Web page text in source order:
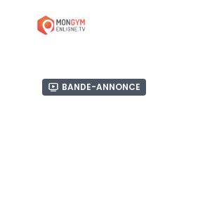
Bande-annonce